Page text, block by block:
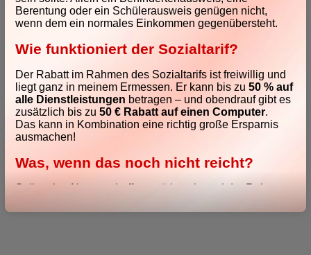
"Er hat magische Hände."
Als ein Tastendruck genügte
(Manchmal glaube ich das selbst)
"Es ist schön, einem
Menschen
zu begegnen."
Ihr erster Eindruck
Berentung oder ein Schülerausweis genügen nicht,
wenn dem ein normales Einkommen gegenübersteht.
Wie funktioniert der Sozialtarif?
Der Rabatt im Rahmen des Sozialtarifs ist freiwillig und
liegt ganz in meinem Ermessen. Er kann bis zu 50 % auf
alle Dienstleistungen betragen – und obendrauf gibt es
zusätzlich bis zu 50 € Rabatt auf einen Computer.
Das kann in Kombination eine richtig große Ersparnis
ausmachen!
Was, wenn das noch nicht reicht?
Sollte eine Neuanschaffung nötig sein und der Rabatt
Möglichkeiten. Sprechen Sie mich bitte einfach darauf